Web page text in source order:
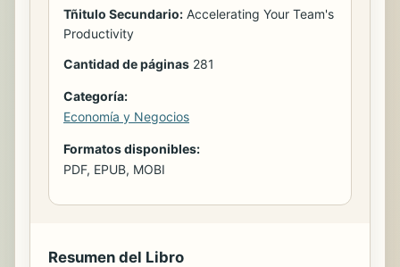
Tñitulo Secundario: Accelerating Your Team's
Productivity
Cantidad de páginas 281
Categoría:
Economía y Negocios
Formatos disponibles:
PDF, EPUB, MOBI
Resumen del Libro